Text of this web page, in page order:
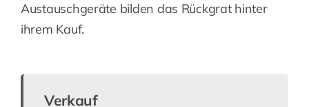
Austauschgeräte bilden das Rückgrat hinter
ihrem Kauf.
Verkauf